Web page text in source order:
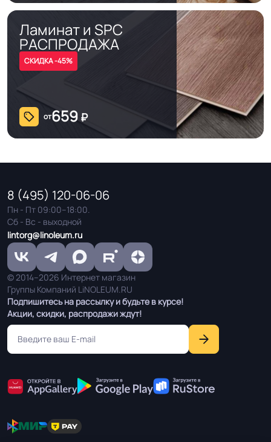
Ламинат и SPC
РАСПРОДАЖА
СКИДКА -45%
от659 ₽
Подпишитесь на рассылку и будьте в курсе!
Акции, скидки, распродажи ждут!
8 (495) 120-06-06
Пн - Пт 09:00–18:00.
Сб - Вс - выходной
lintorg@linoleum.ru
© 2014–2026 Интернет магазин
Группы Компаний LiNOLEUM.RU